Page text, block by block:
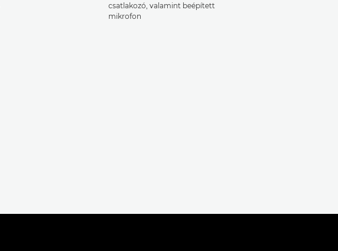
csatlakozó, valamint beépített
mikrofon